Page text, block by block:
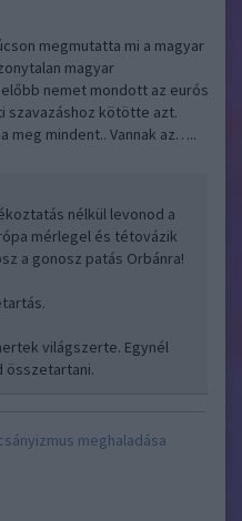
megmutatta mi a magyar
magyar
nemet mondott az eurós
szavazáshoz kötötte azt.
meg mindent.. Vannak az…..
nélkül levonod a
mérlegel és tétovázik
a gonosz patás Orbánra!
világszerte. Egynél
összetartani.
meghaladása